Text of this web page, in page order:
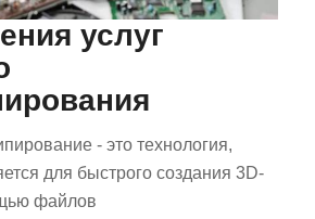
услуг
- это технология,
для быстрого создания 3D-
файлов